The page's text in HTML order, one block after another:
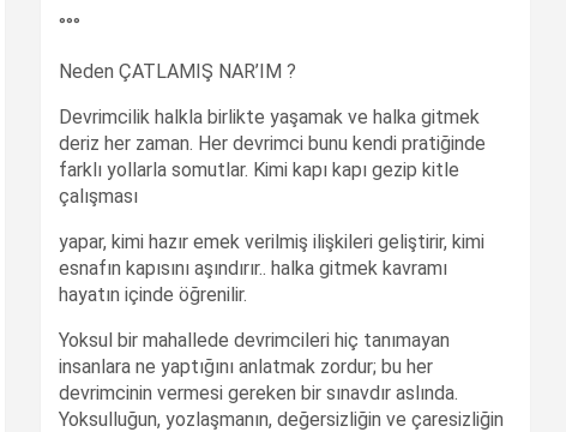
°°°
Neden ÇATLAMIŞ NAR’IM ?
Devrimcilik halkla birlikte yaşamak ve halka gitmek
deriz her zaman. Her devrimci bunu kendi pratiğinde
farklı yollarla somutlar. Kimi kapı kapı gezip kitle
çalışması
yapar, kimi hazır emek verilmiş ilişkileri geliştirir, kimi
esnafın kapısını aşındırır.. halka gitmek kavramı
hayatın içinde öğrenilir.
Yoksul bir mahallede devrimcileri hiç tanımayan
insanlara ne yaptığını anlatmak zordur; bu her
devrimcinin vermesi gereken bir sınavdır aslında.
Yoksulluğun, yozlaşmanın, değersizliğin ve çaresizliğin